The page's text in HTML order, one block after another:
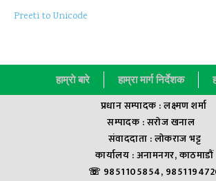
Preeti to Unicode
हाम्राे बारे हाम्रा मार्ग निर्देशक
प्रधान सम्पादक : लक्ष्मण शर्मा
सम्पादक : सराेज खनाल
संवाददाता : लाेकराज भट्ट
कार्यालय : अनामनगर, काठमाडौं
☏ 9851105854,